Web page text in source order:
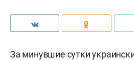
За минувшие сутки